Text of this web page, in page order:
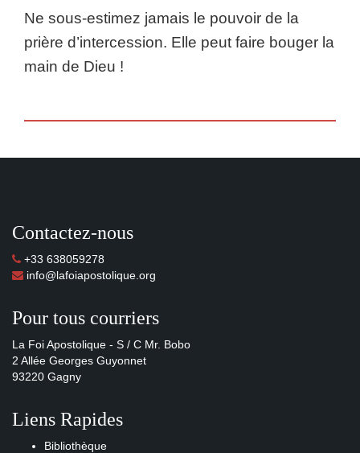
Ne sous-estimez jamais le pouvoir de la
prière d’intercession. Elle peut faire bouger la
main de Dieu !
Contactez-nous
+33 638059278
info@lafoiapostolique.org
Pour tous courriers
La Foi Apostolique - S / C Mr. Bobo
2 Allée Georges Guyonnet
93220 Gagny
Liens Rapides
Bibliothèque